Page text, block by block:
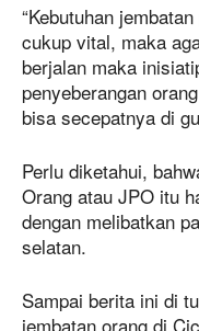
“Kebutuhan
cukup vital, maka
berjalan maka
penyeberangan
bisa secepatnya di
Perlu diketahui,
Orang atau JPO itu
dengan melibatkan
selatan.
Sampai berita ini di
jembatan orang di